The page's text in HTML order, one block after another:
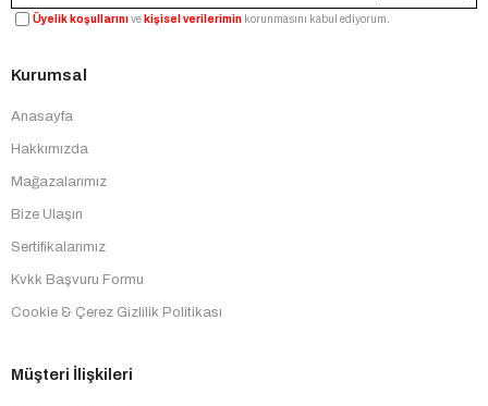
Üyelik koşullarınıve kişisel verilerimin korunmasını kabul ediyorum.
Kurumsal
Anasayfa
Hakkımızda
Mağazalarımız
Bize Ulaşın
Sertifikalarımız
Kvkk Başvuru Formu
Cookie & Çerez Gizlilik Politikası
Müşteri İlişkileri